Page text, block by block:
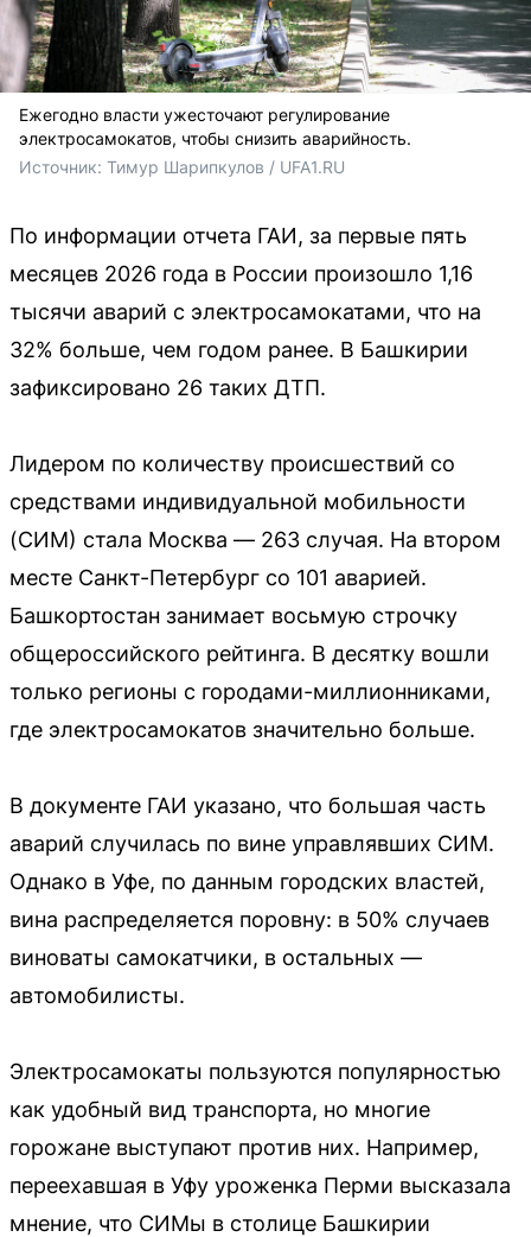
Ежегодно власти ужесточают регулирование
электросамокатов, чтобы снизить аварийность.
Источник: Тимур Шарипкулов / UFA1.RU
По информации отчета ГАИ, за первые пять
месяцев 2026 года в России произошло 1,16
тысячи аварий с электросамокатами, что на
32% больше, чем годом ранее. В Башкирии
зафиксировано 26 таких ДТП.
Лидером по количеству происшествий со
средствами индивидуальной мобильности
(СИМ) стала Москва — 263 случая. На втором
месте Санкт-Петербург со 101 аварией.
Башкортостан занимает восьмую строчку
общероссийского рейтинга. В десятку вошли
только регионы с городами-миллионниками,
где электросамокатов значительно больше.
В документе ГАИ указано, что большая часть
аварий случилась по вине управлявших СИМ.
Однако в Уфе, по данным городских властей,
вина распределяется поровну: в 50% случаев
виноваты самокатчики, в остальных —
автомобилисты.
Электросамокаты пользуются популярностью
как удобный вид транспорта, но многие
горожане выступают против них. Например,
переехавшая в Уфу уроженка Перми высказала
мнение, что СИМы в столице Башкирии